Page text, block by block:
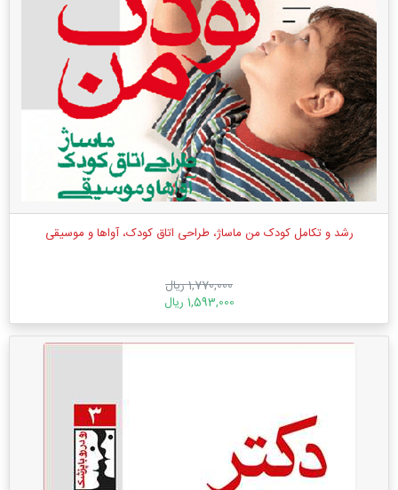
رشد و تکامل کودک من ماساژ، طراحی اتاق کودک، آواها و موسیقی
1,770,000 ریال
1,593,000 ریال